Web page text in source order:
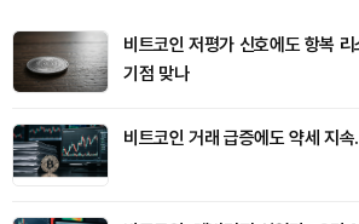
비트코인 저평가 신호에도 항복
기점 맞나
비트코인 거래 급증에도 약세 지